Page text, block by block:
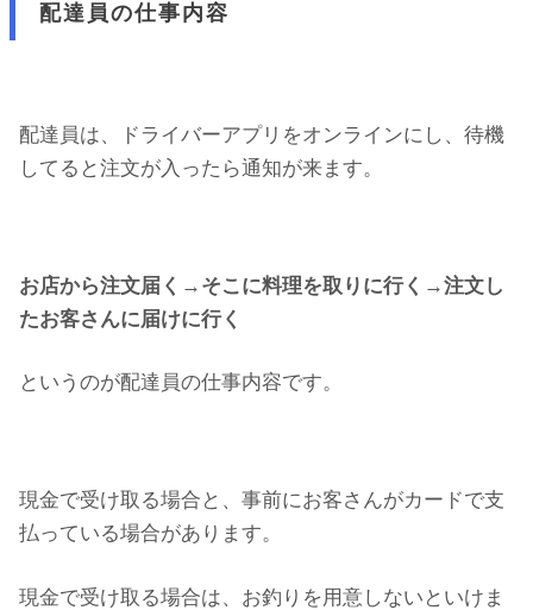
配達員の仕事内容
配達員は、ドライバーアプリをオンラインにし、待機
してると注文が入ったら通知が来ます。
お店から注文届く→そこに料理を取りに行く→注文し
たお客さんに届けに行く
というのが配達員の仕事内容です。
現金で受け取る場合と、事前にお客さんがカードで支
払っている場合があります。
現金で受け取る場合は、お釣りを用意しないといけま